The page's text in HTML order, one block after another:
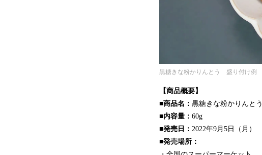
黒糖きな粉かりんとう 盛り付け例
【商品概要】
■商品名： 黒糖きな粉かりんとう
■内容量： 60g
■発売日： 2022年9月5日（月）
■発売場所：